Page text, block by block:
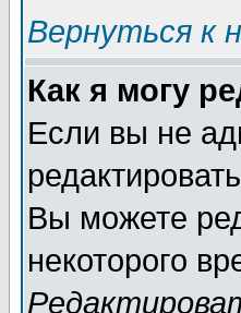
Вернуться к
Как я могу
Если вы не
Вы можете
некоторого